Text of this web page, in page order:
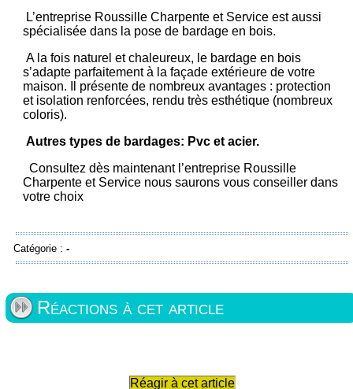
L’entreprise Roussille Charpente et Service est aussi
spécialisée dans la pose de bardage en bois.
A la fois naturel et chaleureux, le bardage en bois
s’adapte parfaitement à la façade extérieure de votre
maison. Il présente de nombreux avantages : protection
et isolation renforcées, rendu très esthétique (nombreux
coloris).
Autres types de bardages: Pvc et acier.
Consultez dès maintenant l’entreprise Roussille
Charpente et Service nous saurons vous conseiller dans
votre choix
Catégorie : -
Réactions à cet article
Réagir à cet article